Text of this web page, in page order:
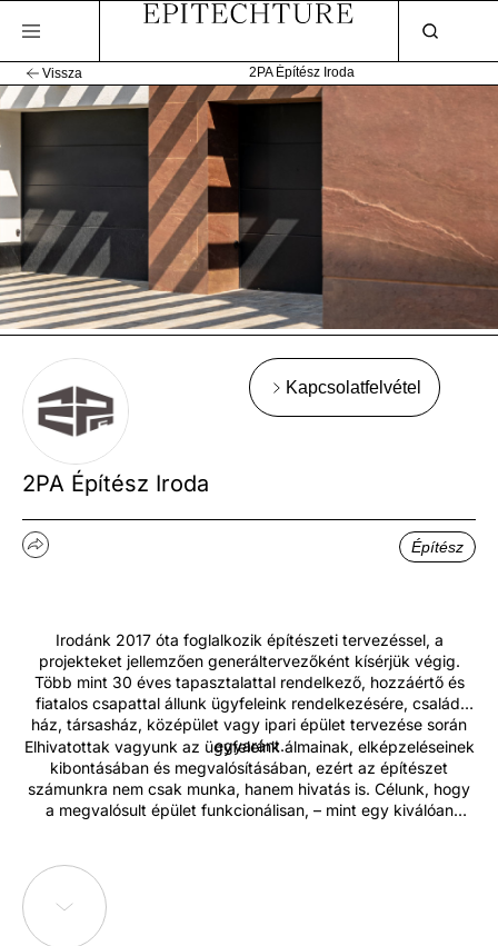
Vissza 2PA Építész Iroda
2PA Építész Iroda
Kapcsolatfelvétel
Építész
Irodánk 2017 óta foglalkozik építészeti tervezéssel, a
projekteket jellemzően generáltervezőként kísérjük végig.
Több mint 30 éves tapasztalattal rendelkező, hozzáértő és
fiatalos csapattal állunk ügyfeleink rendelkezésére, családi
ház, társasház, középület vagy ipari épület tervezése során
egyaránt.
Elhivatottak vagyunk az ügyfeleink álmainak, elképzeléseinek
kibontásában és megvalósításában, ezért az építészet
számunkra nem csak munka, hanem hivatás is. Célunk, hogy
a megvalósult épület funkcionálisan, – mint egy kiválóan